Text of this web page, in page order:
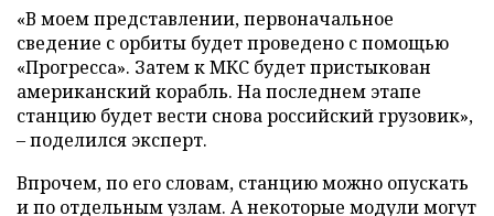
«В моем представлении, первоначальное
сведение с орбиты будет проведено с помощью
«Прогресса». Затем к МКС будет пристыкован
американский корабль. На последнем этапе
станцию будет вести снова российский грузовик»,
– поделился эксперт.
Впрочем, по его словам, станцию можно опускать
и по отдельным узлам. А некоторые модули могут